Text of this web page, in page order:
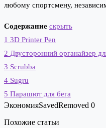
любому спортсмену,
Содержание скрыть
1 3D Printer Pen
2 Двусторонний органайзер
3 Scrubba
4 Sugru
5 Парашют для бега
ЭкономияSavedRemoved 0
Похожие статьи